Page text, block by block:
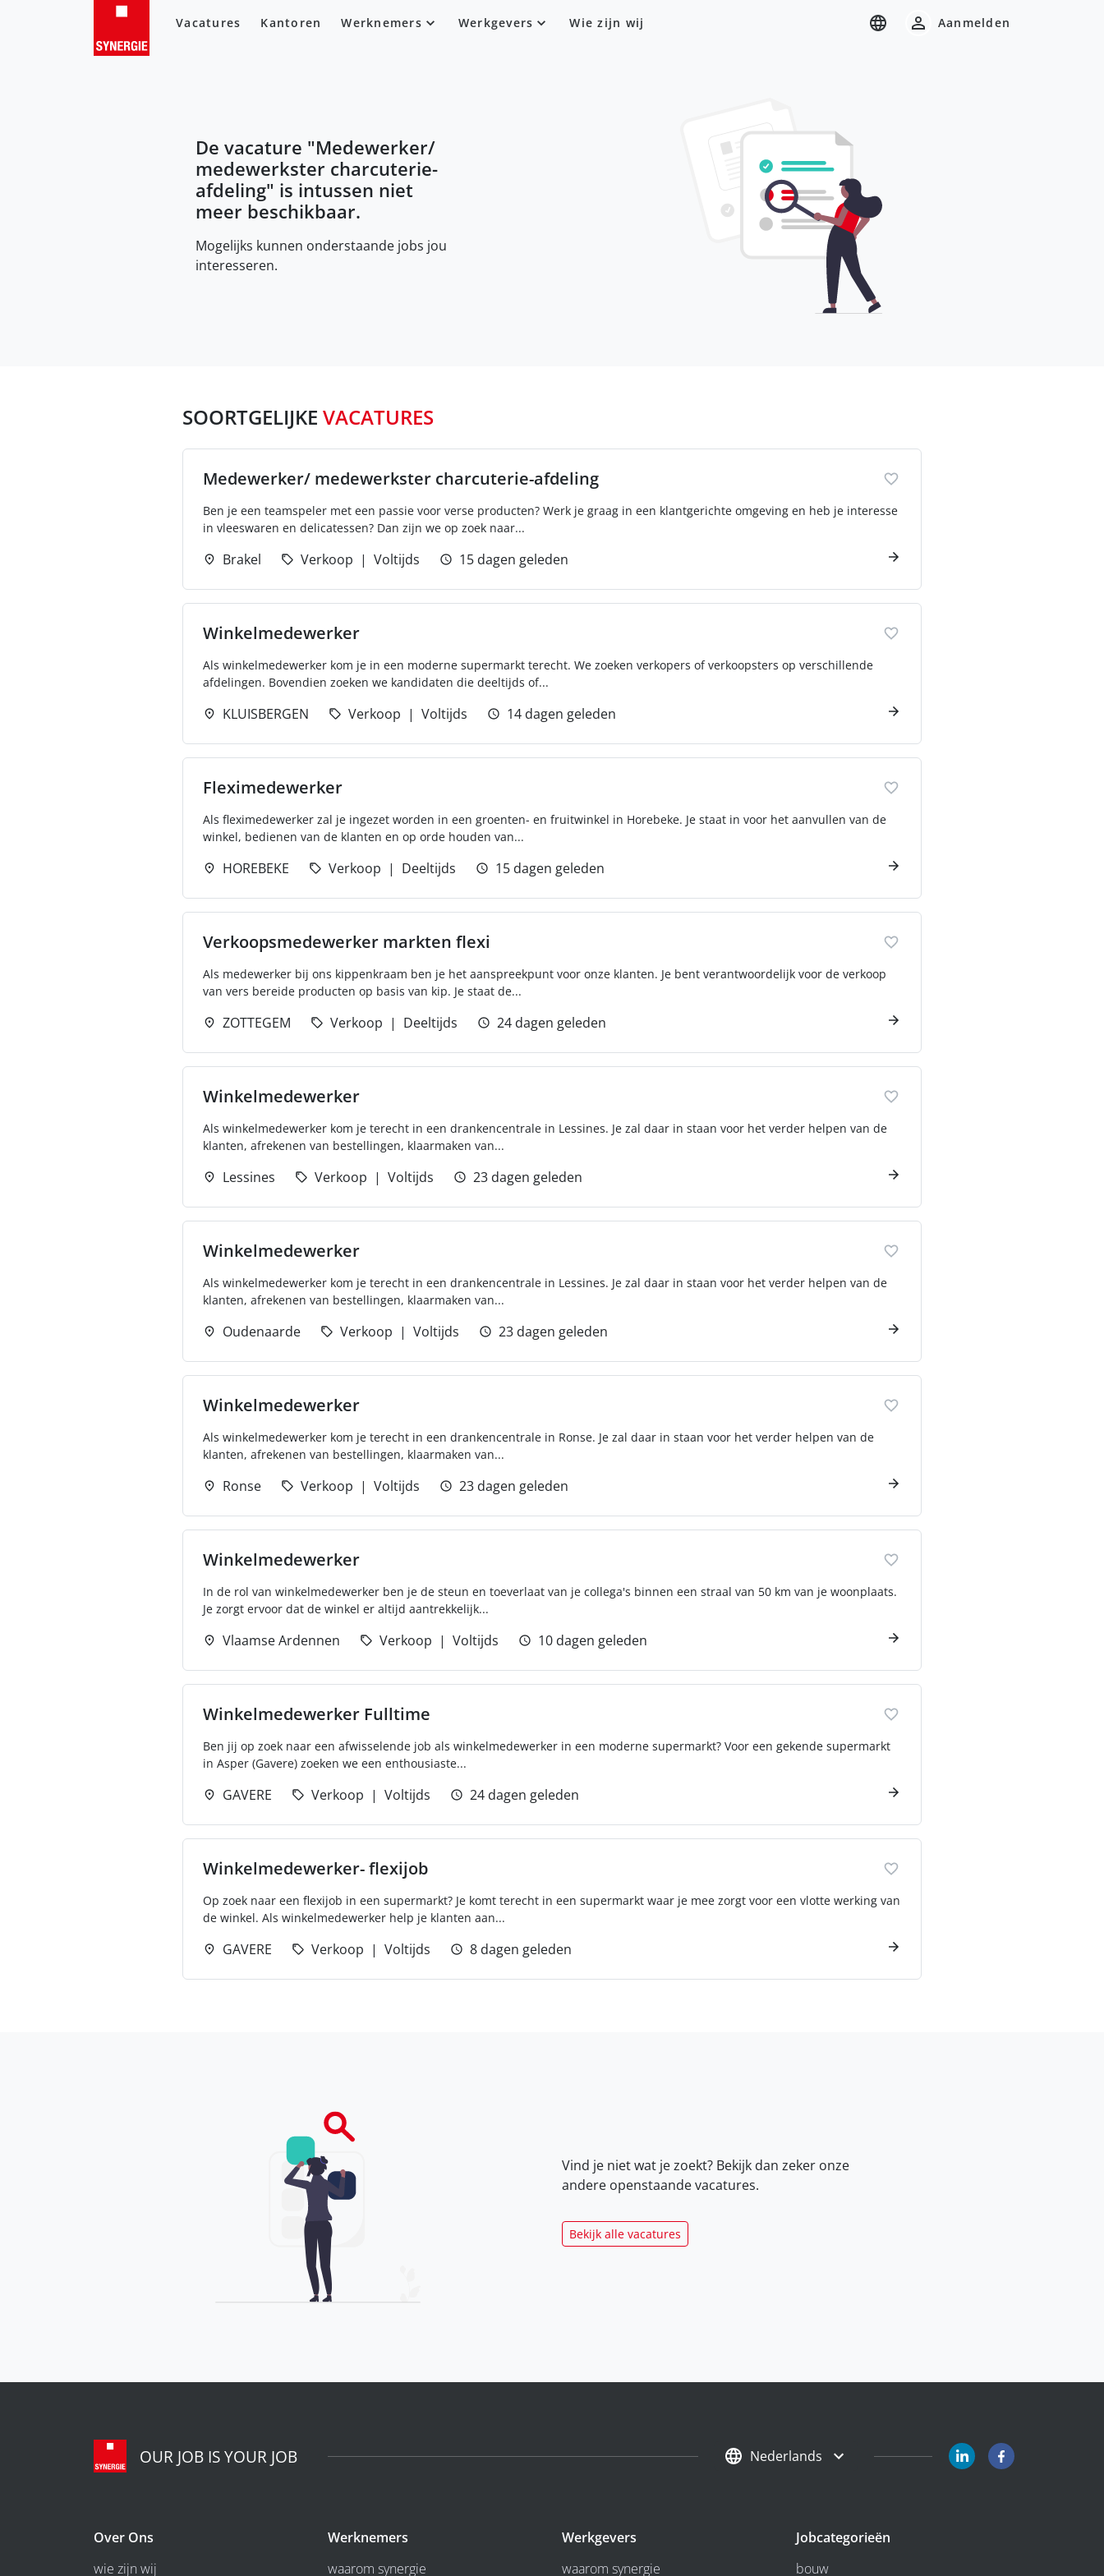
Vacatures Kantoren Werknemers Werkgevers Wie zijn wij Aanmelden
De vacature "Medewerker/
medewerkster charcuterie-
afdeling" is intussen niet
meer beschikbaar.
Mogelijks kunnen onderstaande jobs jou
interesseren.
SOORTGELIJKE VACATURES
Medewerker/ medewerkster charcuterie-afdeling
Ben je een teamspeler met een passie voor verse producten? Werk je graag in een klantgerichte omgeving en heb je interesse
in vleeswaren en delicatessen? Dan zijn we op zoek naar...
Brakel Verkoop Voltijds 15 dagen geleden
Winkelmedewerker
Als winkelmedewerker kom je in een moderne supermarkt terecht. We zoeken verkopers of verkoopsters op verschillende
afdelingen. Bovendien zoeken we kandidaten die deeltijds of...
KLUISBERGEN Verkoop Voltijds 14 dagen geleden
Fleximedewerker
Als fleximedewerker zal je ingezet worden in een groenten- en fruitwinkel in Horebeke. Je staat in voor het aanvullen van de
winkel, bedienen van de klanten en op orde houden van...
HOREBEKE Verkoop Deeltijds 15 dagen geleden
Verkoopsmedewerker markten flexi
Als medewerker bij ons kippenkraam ben je het aanspreekpunt voor onze klanten. Je bent verantwoordelijk voor de verkoop
van vers bereide producten op basis van kip. Je staat de...
ZOTTEGEM Verkoop Deeltijds 24 dagen geleden
Winkelmedewerker
Als winkelmedewerker kom je terecht in een drankencentrale in Lessines. Je zal daar in staan voor het verder helpen van de
klanten, afrekenen van bestellingen, klaarmaken van...
Lessines Verkoop Voltijds 23 dagen geleden
Winkelmedewerker
Als winkelmedewerker kom je terecht in een drankencentrale in Lessines. Je zal daar in staan voor het verder helpen van de
klanten, afrekenen van bestellingen, klaarmaken van...
Oudenaarde Verkoop Voltijds 23 dagen geleden
Winkelmedewerker
Als winkelmedewerker kom je terecht in een drankencentrale in Ronse. Je zal daar in staan voor het verder helpen van de
klanten, afrekenen van bestellingen, klaarmaken van...
Ronse Verkoop Voltijds 23 dagen geleden
Winkelmedewerker
In de rol van winkelmedewerker ben je de steun en toeverlaat van je collega's binnen een straal van 50 km van je woonplaats.
Je zorgt ervoor dat de winkel er altijd aantrekkelijk...
Vlaamse Ardennen Verkoop Voltijds 10 dagen geleden
Winkelmedewerker Fulltime
Ben jij op zoek naar een afwisselende job als winkelmedewerker in een moderne supermarkt? Voor een gekende supermarkt
in Asper (Gavere) zoeken we een enthousiaste...
GAVERE Verkoop Voltijds 24 dagen geleden
Winkelmedewerker- flexijob
Op zoek naar een flexijob in een supermarkt? Je komt terecht in een supermarkt waar je mee zorgt voor een vlotte werking van
de winkel. Als winkelmedewerker help je klanten aan...
GAVERE Verkoop Voltijds 8 dagen geleden
Vind je niet wat je zoekt? Bekijk dan zeker onze
andere openstaande vacatures.
Bekijk alle vacatures
OUR JOB IS YOUR JOB Nederlands
Over Ons
wie zijn wij
Werknemers
waarom synergie
Werkgevers
waarom synergie
Jobcategorieën
bouw